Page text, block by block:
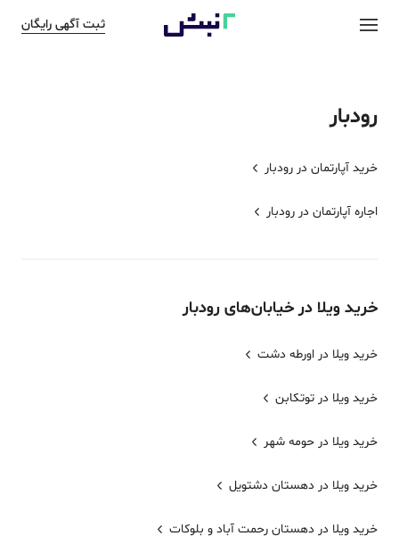
ثبت آگهی رایگان
رودبار
خرید آپارتمان در رودبار
اجاره آپارتمان در رودبار
خرید ویلا در خیابان‌های رودبار
خرید ویلا در اورطه دشت
خرید ویلا در توتکابن
خرید ویلا در حومه شهر
خرید ویلا در دهستان دشتویل
خرید ویلا در دهستان رحمت آباد و بلوکات